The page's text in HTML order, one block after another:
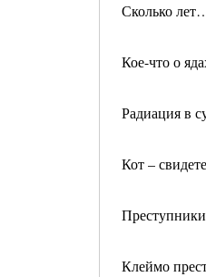
Сколько
Кое-что о
Радиация в
Кот –
Клеймо